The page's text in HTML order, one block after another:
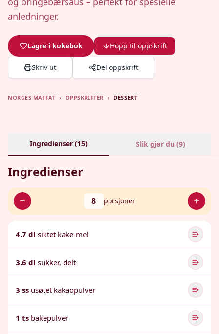
anledninger.
Lagre i kokebok Hopp til oppskrift
Skriv ut Del oppskrift
NORGES MATFAT › OPPSKRIFTER › DESSERT
Ingredienser (15) Slik gjør du (9)
Ingredienser
8 porsjoner
4.7 dl siktet kake-mel
3.6 dl sukker, delt
3 ss usøtet kakaopulver
1 ts bakepulver